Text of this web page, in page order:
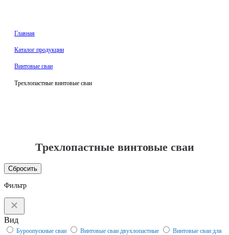
Главная
Каталог продукции
Винтовые сваи
Трехлопастные винтовые сваи
Трехлопастные винтовые сваи
Сбросить
Фильтр
Вид
Буроопускные сваи Винтовые сваи двухлопастные
Винтовые сваи для